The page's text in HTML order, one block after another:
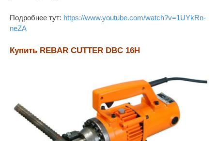
Подробнее тут: https://www.youtube.com/watch?v=1UYkRn-
neZA
Купить REBAR CUTTER DBC 16H